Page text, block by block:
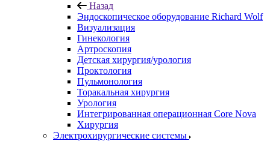
Назад
Эндоскопическое оборудование Richard Wolf
Визуализация
Гинекология
Артроскопия
Детская хирургия/урология
Проктология
Пульмонология
Торакальная хирургия
Урология
Интегрированная операционная Core Nova
Хирургия
Электрохирургические системы